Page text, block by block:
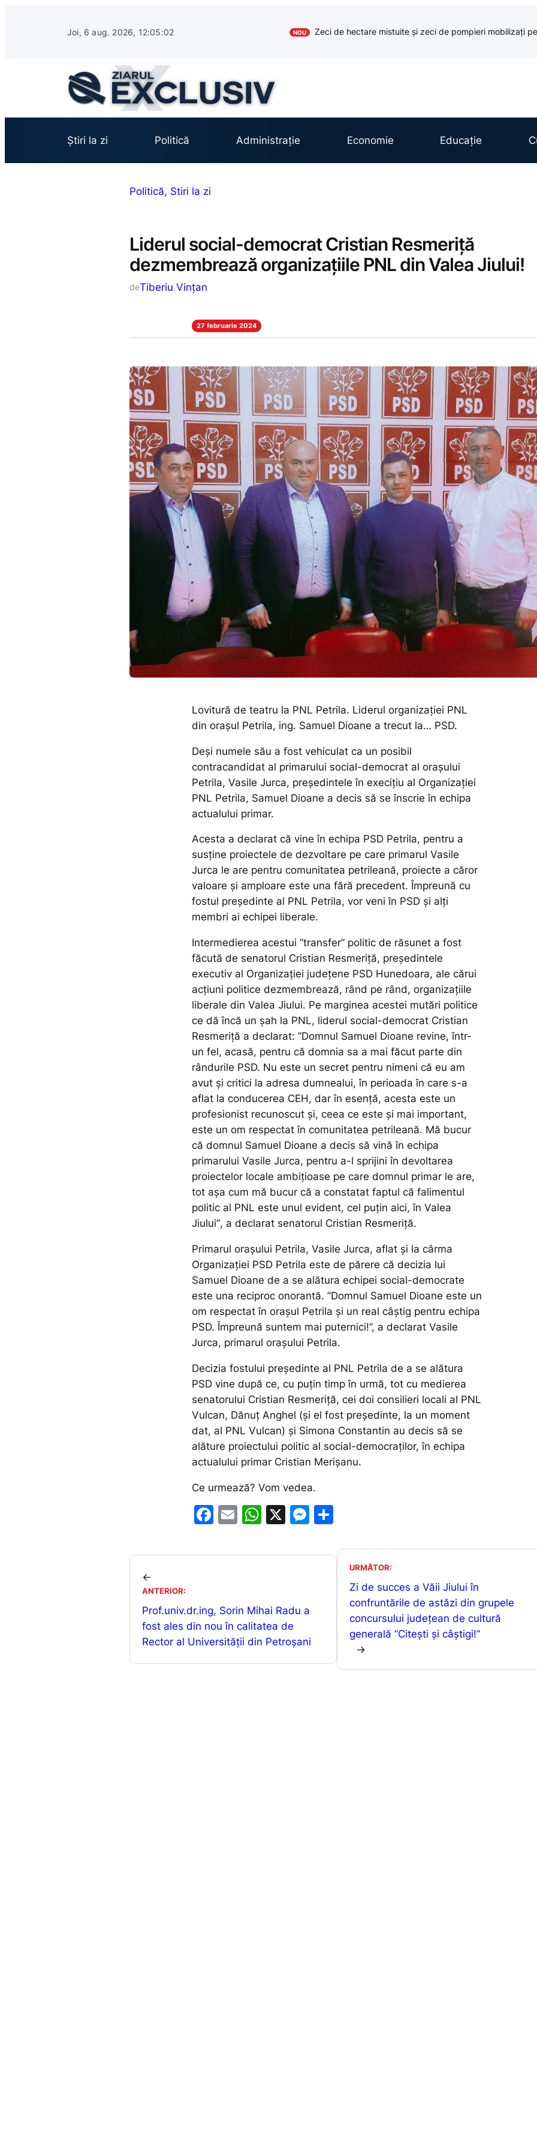
Joi, 6 aug. 2026, 12:05:03 NOU Zeci de hectare mistuite și zeci de pompieri mobilizați
Știri la zi Politică Administrație Economie Educație
Politică, Stiri la zi
Liderul social-democrat Cristian Resmeriță
dezmembrează organizațiile PNL din Valea Jiului!
deTiberiu Vințan
27 februarie 2024
Lovitură de teatru la PNL Petrila. Liderul organizației PNL
din orașul Petrila, ing. Samuel Dioane a trecut la… PSD.
Deși numele său a fost vehiculat ca un posibil
contracandidat al primarului social-democrat al orașului
Petrila, Vasile Jurca, președintele în execițiu al Organizației
PNL Petrila, Samuel Dioane a decis să se înscrie în echipa
actualului primar.
Acesta a declarat că vine în echipa PSD Petrila, pentru a
susține proiectele de dezvoltare pe care primarul Vasile
Jurca le are pentru comunitatea petrileană, proiecte a căror
valoare și amploare este una fără precedent. Împreună cu
fostul președinte al PNL Petrila, vor veni în PSD și alți
membri ai echipei liberale.
Intermedierea acestui ”transfer” politic de răsunet a fost
făcută de senatorul Cristian Resmeriță, președintele
executiv al Organizației județene PSD Hunedoara, ale cărui
acțiuni politice dezmembrează, rând pe rând, organizațiile
liberale din Valea Jiului. Pe marginea acestei mutări politice
ce dă încă un șah la PNL, liderul social-democrat Cristian
Resmeriță a declarat: ”Domnul Samuel Dioane revine, într-
un fel, acasă, pentru că domnia sa a mai făcut parte din
rândurile PSD. Nu este un secret pentru nimeni că eu am
avut și critici la adresa dumnealui, în perioada în care s-a
aflat la conducerea CEH, dar în esență, acesta este un
profesionist recunoscut și, ceea ce este și mai important,
este un om respectat în comunitatea petrileană. Mă bucur
că domnul Samuel Dioane a decis să vină în echipa
primarului Vasile Jurca, pentru a-l sprijini în devoltarea
proiectelor locale ambițioase pe care domnul primar le are,
tot așa cum mă bucur că a constatat faptul că falimentul
politic al PNL este unul evident, cel puțin aici, în Valea
Jiului”, a declarat senatorul Cristian Resmeriță.
Primarul orașului Petrila, Vasile Jurca, aflat și la cârma
Organizației PSD Petrila este de părere că decizia lui
Samuel Dioane de a se alătura echipei social-democrate
este una reciproc onorantă. ”Domnul Samuel Dioane este un
om respectat în orașul Petrila și un real câștig pentru echipa
PSD. Împreună suntem mai puternici!”, a declarat Vasile
Jurca, primarul orașului Petrila.
Decizia fostului președinte al PNL Petrila de a se alătura
PSD vine după ce, cu puțin timp în urmă, tot cu medierea
senatorului Cristian Resmeriță, cei doi consilieri locali al PNL
Vulcan, Dănuț Anghel (și el fost președinte, la un moment
dat, al PNL Vulcan) și Simona Constantin au decis să se
alăture proiectului politic al social-democraților, în echipa
actualului primar Cristian Merișanu.
Ce urmează? Vom vedea.
F
c
o
o
k
E
ai
W
at
p
p
X
M
s
er
ta
←
ANTERIOR:
Prof.univ.dr.ing, Sorin Mihai Radu a
fost ales din nou în calitatea de
Rector al Universității din Petroșani
URMĂTOR:
Zi de succes a Văii Jiului în
confruntările de astăzi din grupele
concursului județean de cultură
generală ”Citești și câștigi!”
→